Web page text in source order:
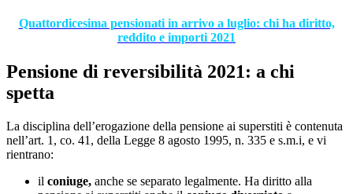
Quattordicesima pensionati in arrivo a luglio: chi ha diritto,
reddito e importi 2021
Pensione di reversibilità 2021: a chi
spetta
La disciplina dell’erogazione della pensione ai superstiti è contenuta
nell’art. 1, co. 41, della Legge 8 agosto 1995, n. 335 e s.m.i, e vi
rientrano:
il coniuge, anche se separato legalmente. Ha diritto alla